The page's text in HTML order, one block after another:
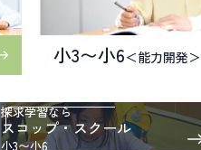
小3〜小6＜能力開発＞
探求学習なら
スコップ・スクール
小3〜小6